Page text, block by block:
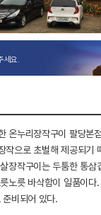
요.
온누리장작구이 팔당본
작으로 초벌해 제공되기
장작구이는 두툼한 통삼
노릇 바삭함이 일품이
비되어 있다.